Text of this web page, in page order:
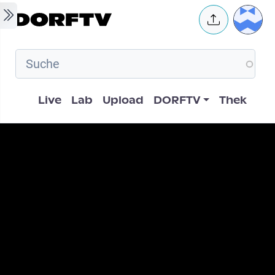
Skip to main content User
Hauptnavigation
Live Lab Upload DORFTV Thek